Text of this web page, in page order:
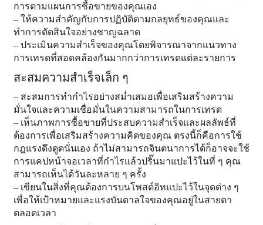
การตามแผนการซื้อขายของคุณเอง
– ให้ความสำคัญกับการปฏิบัติตามกลยุทธ์ของคุณและ
ทำการตัดสินใจอย่างชาญฉลาด
– ประเมินความสำเร็จของคุณโดยพิจารณาจากแนวทาง
การเทรดที่สอดคล้องกันมากกว่าการเทรดแต่ละรายการ
สะสมความสำเร็จเล็ก ๆ
– สะสมการทำกำไรอย่างสม่ำเสมอเพื่อเสริมสร้างความ
มั่นใจและความเชื่อมั่นในความสามารถในการเทรด
– เห็นภาพการซื้อขายที่ประสบความสำเร็จและผลลัพธ์ที่
ต้องการเพื่อเสริมสร้างความคิดของคุณ ตรงนี้ก็คือการใช้
กฎแรงดึงดูดนั่นเอง ถ้าไม่สามารถจินตนาการได้ก็อาจจะใช้
การแคปหน้าจอเวลาที่กำไรแล้วปริ๊นมาแปะไว้ในที่ ๆ คุณ
สามารถเห็นได้วันละหลาย ๆ ครั้ง
– เขียนในสิ่งที่คุณต้องการบนโพสต์อิทแปะไว้ในจุดต่าง ๆ
เพื่อให้เป้าหมายและแรงบันดาลใจของคุณอยู่ในสายตา
ตลอดเวลา